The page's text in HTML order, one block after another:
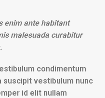
enim ante habitant
malesuada curabitur
condimentum
suscipit vestibulum nunc
id elit nullam